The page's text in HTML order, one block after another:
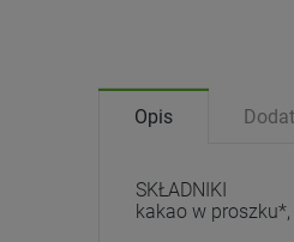
Opis
SKŁADNIKI
kakao w